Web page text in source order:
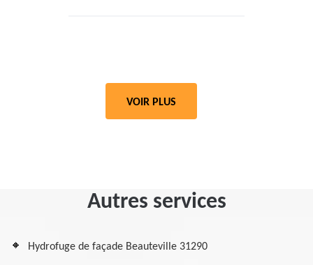
VOIR PLUS
Autres services
Hydrofuge de façade Beauteville 31290